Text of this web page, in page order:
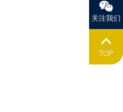
关注我们
TOP